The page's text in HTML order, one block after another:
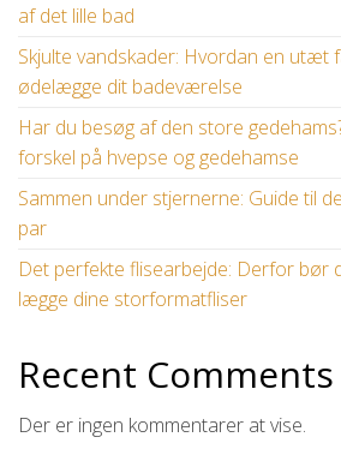
af det lille bad
Skjulte vandskader: Hvordan en utæt
ødelægge dit badeværelse
Har du besøg af den store
forskel på hvepse og gedehamse
Sammen under stjernerne: Guide til
par
Det perfekte flisearbejde: Derfor bør
lægge dine storformatfliser
Recent Comments
Der er ingen kommentarer at vise.